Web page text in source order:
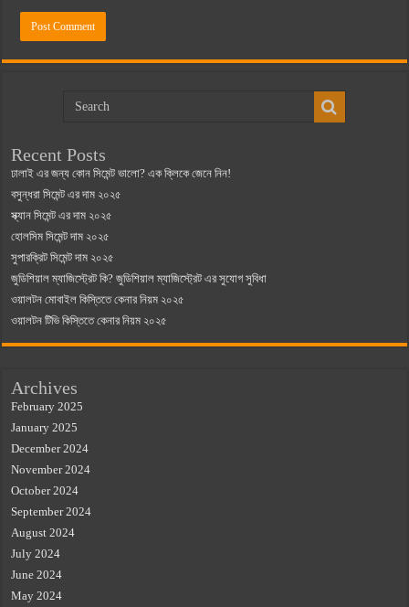
Recent Posts
ঢালাই এর জন্য কোন সিমেন্ট ভালো? এক ক্লিকে জেনে নিন!
বসুন্ধরা সিমেন্ট এর দাম ২০২৫
স্ক্যান সিমেন্ট এর দাম ২০২৫
হোলসিম সিমেন্ট দাম ২০২৫
সুপারক্রিট সিমেন্ট দাম ২০২৫
জুডিশিয়াল ম্যাজিস্ট্রেট কি? জুডিশিয়াল ম্যাজিস্ট্রেট এর সুযোগ সুবিধা
ওয়ালটন মোবাইল কিস্তিতে কেনার নিয়ম ২০২৫
ওয়ালটন টিভি কিস্তিতে কেনার নিয়ম ২০২৫
Archives
February 2025
January 2025
December 2024
November 2024
October 2024
September 2024
August 2024
July 2024
June 2024
May 2024